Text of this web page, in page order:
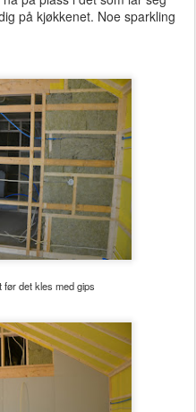
på kjøkkenet. Noe sparkling
det kles med gips